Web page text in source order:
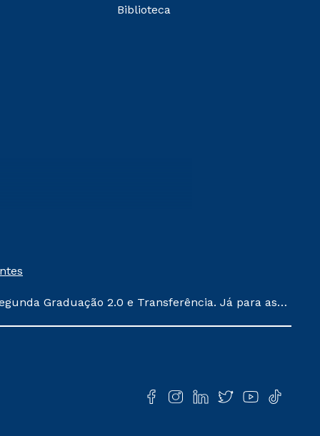
Biblioteca
Graduação 2.0 e Transferência. Já para as